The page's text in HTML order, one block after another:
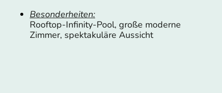
Besonderheiten:
Rooftop-Infinity-Pool, große moderne
Zimmer, spektakuläre Aussicht